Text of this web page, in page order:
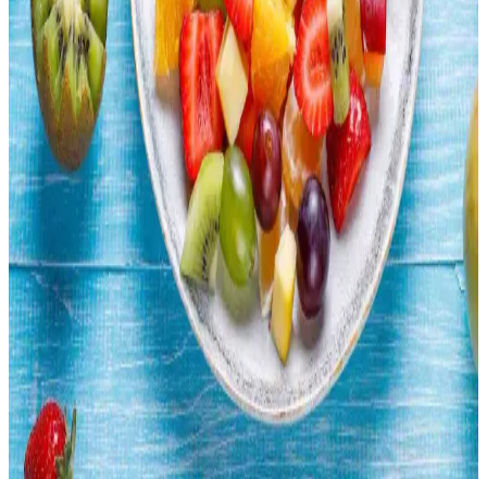
Uygun Fiyatlı Ev Yapımı Risotto: Basit Malzemelerle
Ekonomik ve Lezzetli Yemek
Basit malzemelerle hazırlanan ev yapımı risotto, ekonomik zorluklar
yaşayanlar için besleyici ve doyurucu bir alternatif sunar. Tarif, sabır
ve dikkat gerektirir, lezzeti artırmak için çeşitli öneriler içerir.
Rotisserie Tavukların Ekonomisi: Zaman ve Maliyet
Tasarrufu Sağlayan Seçenekler
Rotisserie tavuklar, marketlerde çiğ tavuklara kıyasla daha uygun
fiyatlı ve pratik bir seçenek sunar. Kalite ve sağlık açısından evde
yetiştirilen tavuklar farklılık gösterirken, tüketiciler bütçe ve
tercihlerine göre seçim yapar.
Meyve Tüketimini Artırmak İçin Pratik Yöntemler
ve Saklama Teknikleri
Meyve tüketimini artırmak için pratik saklama ve hazırlama
yöntemleri, düzenli tüketim alışkanlıkları ve çeşitli sunum teknikleri
ele alınmaktadır. Bu yöntemler israfı önler ve sağlıklı beslenmeyi
destekler.